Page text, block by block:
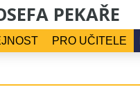
PEKAŘE
PRO UČITELE